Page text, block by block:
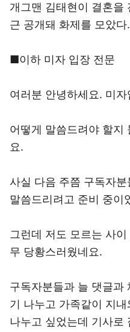
개그맨 김태현이 결혼을
근 공개돼 화제를 모았다.
■이하 미자 입장 전문
여러분 안녕하세요. 미자
어떻게 말씀드려야 할지
요.
사실 다음 주쯤 구독자
말씀드리려고 준비 중이
그런데 저도 모르는 사
무 당황스러웠네요.
구독자분들과 늘 댓글과
기 나누고 가족같이 지
나누고 싶었는데 기사로